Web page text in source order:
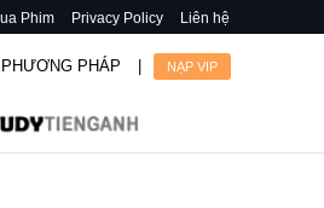
Phim Privacy Policy Liên hệ
PHƯƠNG PHÁP NẠP VIP